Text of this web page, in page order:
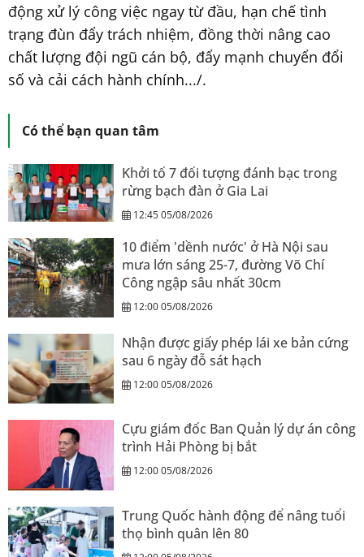
động xử lý công việc ngay từ đầu, hạn chế tình
trạng đùn đẩy trách nhiệm, đồng thời nâng cao
chất lượng đội ngũ cán bộ, đẩy mạnh chuyển đổi
số và cải cách hành chính.../.
Có thể bạn quan tâm
Khởi tố 7 đối tượng đánh bạc trong
rừng bạch đàn ở Gia Lai
12:45 05/08/2026
10 điểm 'dềnh nước' ở Hà Nội sau
mưa lớn sáng 25-7, đường Võ Chí
Công ngập sâu nhất 30cm
12:00 05/08/2026
Nhận được giấy phép lái xe bản cứng
sau 6 ngày đỗ sát hạch
12:00 05/08/2026
Cựu giám đốc Ban Quản lý dự án công
trình Hải Phòng bị bắt
12:00 05/08/2026
Trung Quốc hành động để nâng tuổi
thọ bình quân lên 80